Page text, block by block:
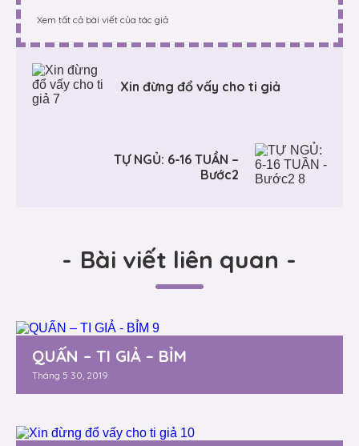
Xem tất cả bài viết của tác giả
Xin đừng đổ vấy cho ti giả
TỰ NGỦ: 6-16 TUẦN –
Bước2
- Bài viết liên quan -
QUẤN – TI GIẢ – BỈM
Tháng 5 30, 2019